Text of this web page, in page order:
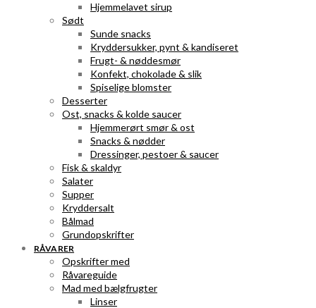
Hjemmelavet sirup
Sødt
Sunde snacks
Kryddersukker, pynt & kandiseret
Frugt- & nøddesmør
Konfekt, chokolade & slik
Spiselige blomster
Desserter
Ost, snacks & kolde saucer
Hjemmerørt smør & ost
Snacks & nødder
Dressinger, pestoer & saucer
Fisk & skaldyr
Salater
Supper
Kryddersalt
Bålmad
Grundopskrifter
RÅVARER
Opskrifter med
Råvareguide
Mad med bælgfrugter
Linser